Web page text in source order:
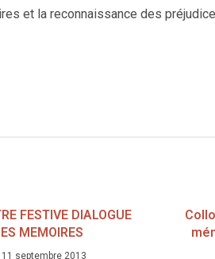
et la reconnaissance des
FESTIVE DIALOGUE
MEMOIRES
11 septembre 2013